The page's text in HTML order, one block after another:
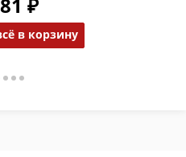
в корзину